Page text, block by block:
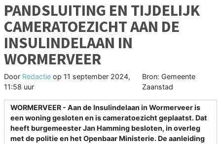
PANDSLUITING EN TIJDELIJK
CAMERATOEZICHT AAN DE
INSULINDELAAN IN
WORMERVEER
Door Redactie op 11 september 2024,
11:58 uur
Bron: Gemeente
Zaanstad
WORMERVEER - Aan de Insulindelaan in Wormerveer is
een woning gesloten en is cameratoezicht geplaatst. Dat
heeft burgemeester Jan Hamming besloten, in overleg
met de politie en het Openbaar Ministerie. De aanleiding